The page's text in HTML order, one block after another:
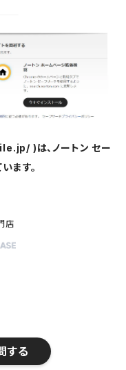
する
)は、ノートン セー
ます。
店